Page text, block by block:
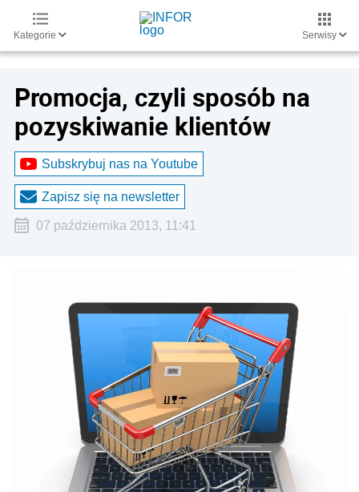
Kategorie Serwisy
Promocja, czyli sposób na
pozyskiwanie klientów
Subskrybuj nas na Youtube
Zapisz się na newsletter
07 października 2013, 11:41